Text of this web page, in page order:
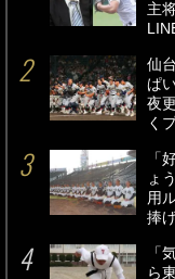
主
仙
ぱ
夜
く
「
ょ
用
捧
「
ら